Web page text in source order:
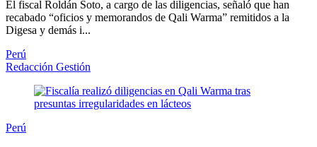
El fiscal Roldán Soto, a cargo de las diligencias, señaló que han
recabado “oficios y memorandos de Qali Warma” remitidos a la
Digesa y demás i...
Perú
Redacción Gestión
Perú